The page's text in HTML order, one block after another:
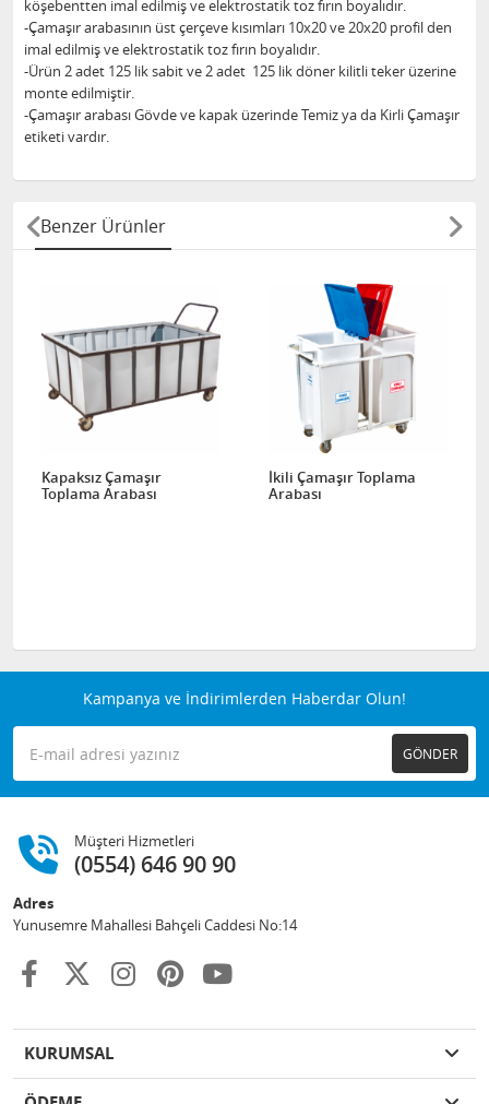
köşebentten imal edilmiş ve elektrostatik toz fırın boyalıdır.
-Çamaşır arabasının üst çerçeve kısımları 10x20 ve 20x20 profil den
imal edilmiş ve elektrostatik toz fırın boyalıdır.
-Ürün 2 adet 125 lik sabit ve 2 adet 125 lik döner kilitli teker üzerine
monte edilmiştir.
-Çamaşır arabası Gövde ve kapak üzerinde Temiz ya da Kirli Çamaşır
etiketi vardır.
Benzer Ürünler
Kapaksız Çamaşır
Toplama Arabası
İkili Çamaşır Toplama
Arabası
Kampanya ve İndirimlerden Haberdar Olun!
GÖNDER
Müşteri Hizmetleri
(0554) 646 90 90
Adres
Yunusemre Mahallesi Bahçeli Caddesi No:14
KURUMSAL